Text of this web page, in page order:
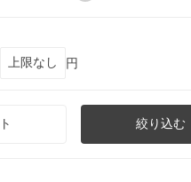
円
絞り込む